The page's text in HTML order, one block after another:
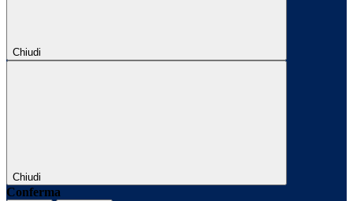
Chiudi
Chiudi
Conferma